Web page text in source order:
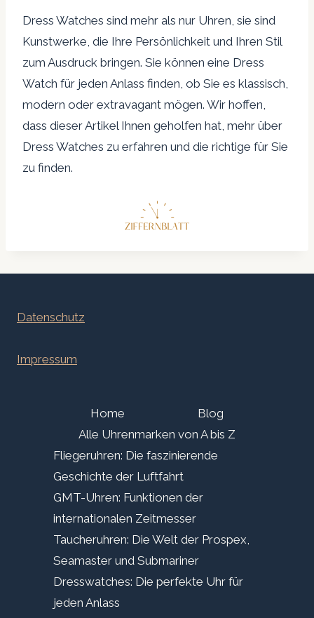
Dress Watches sind mehr als nur Uhren, sie sind
Kunstwerke, die Ihre Persönlichkeit und Ihren Stil
zum Ausdruck bringen. Sie können eine Dress
Watch für jeden Anlass finden, ob Sie es klassisch,
modern oder extravagant mögen. Wir hoffen,
dass dieser Artikel Ihnen geholfen hat, mehr über
Dress Watches zu erfahren und die richtige für Sie
zu finden.
Datenschutz
Impressum
Home
Blog
Alle Uhrenmarken von A bis Z
Fliegeruhren: Die faszinierende
Geschichte der Luftfahrt
GMT-Uhren: Funktionen der
internationalen Zeitmesser
Taucheruhren: Die Welt der Prospex,
Seamaster und Submariner
Dresswatches: Die perfekte Uhr für
jeden Anlass